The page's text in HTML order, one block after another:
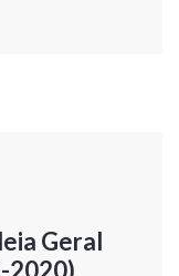
Geral
2020)